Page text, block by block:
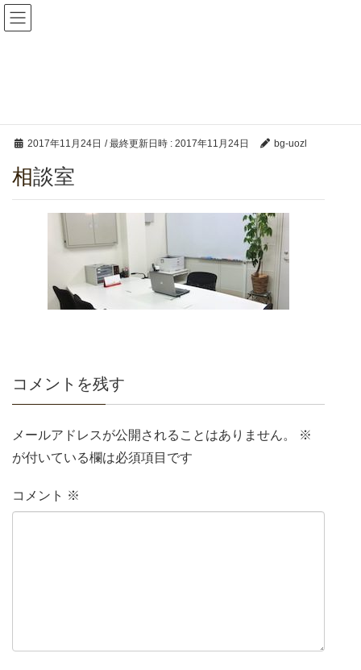
2017年11月24日 / 最終更新日時 : 2017年11月24日 bg-uozl
相談室
コメントを残す
メールアドレスが公開されることはありません。
※
が付いている欄は必須項目です
コメント ※